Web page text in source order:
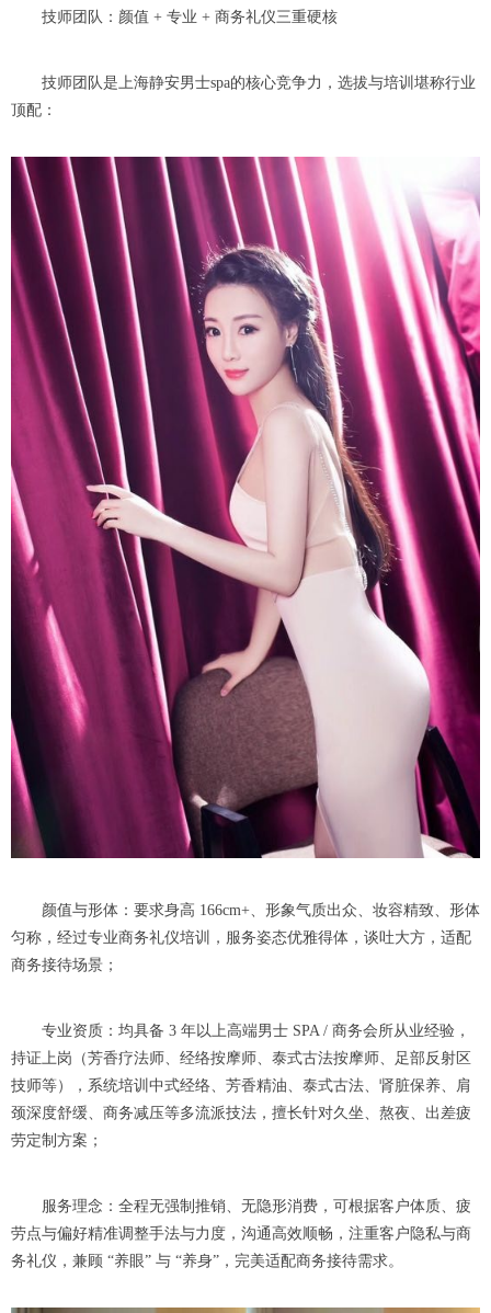
技师团队：颜值 + 专业 + 商务礼仪三重硬核
技师团队是上海静安男士spa的核心竞争力，选拔与培训堪称行业
顶配：
颜值与形体：要求身高 166cm+、形象气质出众、妆容精致、形体
匀称，经过专业商务礼仪培训，服务姿态优雅得体，谈吐大方，适配
商务接待场景；
专业资质：均具备 3 年以上高端男士 SPA / 商务会所从业经验，
持证上岗（芳香疗法师、经络按摩师、泰式古法按摩师、足部反射区
技师等），系统培训中式经络、芳香精油、泰式古法、肾脏保养、肩
颈深度舒缓、商务减压等多流派技法，擅长针对久坐、熬夜、出差疲
劳定制方案；
服务理念：全程无强制推销、无隐形消费，可根据客户体质、疲
劳点与偏好精准调整手法与力度，沟通高效顺畅，注重客户隐私与商
务礼仪，兼顾 “养眼” 与 “养身”，完美适配商务接待需求。